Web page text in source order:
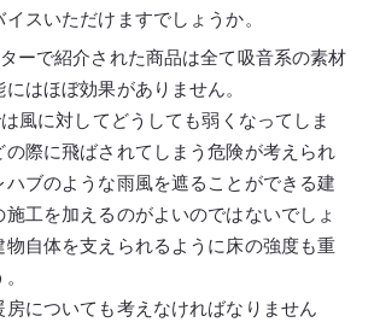
スいただけますでしょうか。
ーで紹介された商品は全て吸音系の素材
はほぼ効果がありません。
風に対してどうしても弱くなってしま
の際に飛ばされてしまう危険が考えられ
ハブのような雨風を遮ることができる建
工を加えるのがよいのではないでしょ
物自体を支えられるように床の強度も重
房についても考えなければなりません